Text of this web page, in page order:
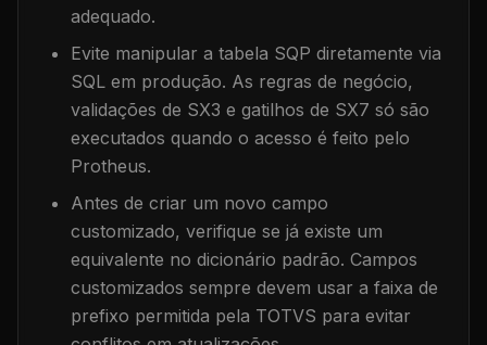
adequado.
Evite manipular a tabela SQP diretamente via
SQL em produção. As regras de negócio,
validações de SX3 e gatilhos de SX7 só são
executados quando o acesso é feito pelo
Protheus.
Antes de criar um novo campo
customizado, verifique se já existe um
equivalente no dicionário padrão. Campos
customizados sempre devem usar a faixa de
prefixo permitida pela TOTVS para evitar